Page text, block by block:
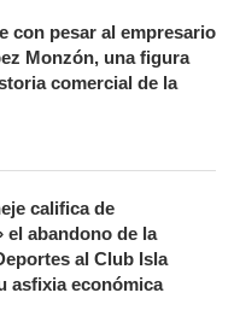
con pesar al empresario
Monzón, una figura
comercial de la
califica de
el abandono de la
al Club Isla
asfixia económica